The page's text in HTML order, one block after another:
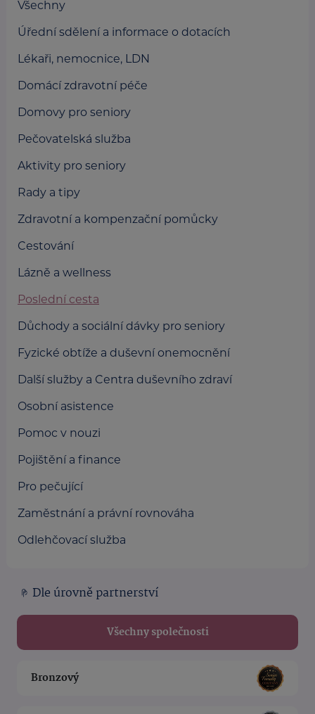
Všechny
Úřední sdělení a informace o dotacích
Lékaři, nemocnice, LDN
Domácí zdravotní péče
Domovy pro seniory
Pečovatelská služba
Aktivity pro seniory
Rady a tipy
Zdravotní a kompenzační pomůcky
Cestování
Lázně a wellness
Poslední cesta
Důchody a sociální dávky pro seniory
Fyzické obtíže a duševní onemocnění
Další služby a Centra duševního zdraví
Osobní asistence
Pomoc v nouzi
Pojištění a finance
Pro pečující
Zaměstnání a právní rovnováha
Odlehčovací služba
Dle úrovně partnerství
Všechny společnosti
Bronzový